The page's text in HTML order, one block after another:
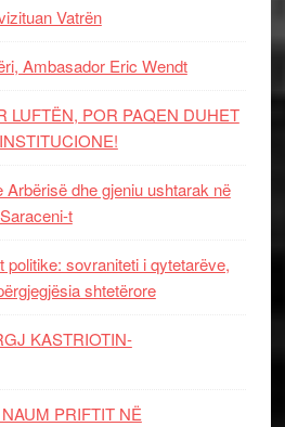
Vatrën
Ambasador Eric Wendt
LUFTËN, POR PAQEN DUHET
dhe gjeniu ushtarak në
t
politike: sovraniteti i qytetarëve,
shtetërore
KASTRIOTIN-
PRIFTIT NË